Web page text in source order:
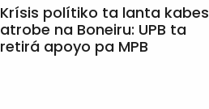
Krísis polítiko ta lanta kabes
atrobe na Boneiru: UPB ta
retirá apoyo pa MPB